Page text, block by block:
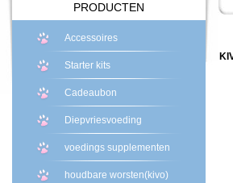
PRODUCTEN
Accessoires
Starter kits
Cadeaubon
Diepvriesvoeding
voedings supplementen
houdbare worsten(kivo)